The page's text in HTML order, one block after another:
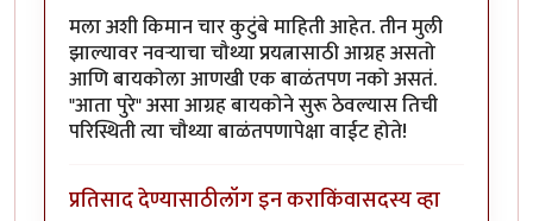
मला अशी किमान चार कुटुंबे माहिती आहेत. तीन मुली
झाल्यावर नवर्‍याचा चौथ्या प्रयत्नासाठी आग्रह असतो
आणि बायकोला आणखी एक बाळंतपण नको असतं.
"आता पुरे" असा आग्रह बायकोने सुरू ठेवल्यास तिची
परिस्थिती त्या चौथ्या बाळंतपणापेक्षा वाईट होते!
प्रतिसाद देण्यासाठीलॉग इन कराकिंवासदस्य व्हा